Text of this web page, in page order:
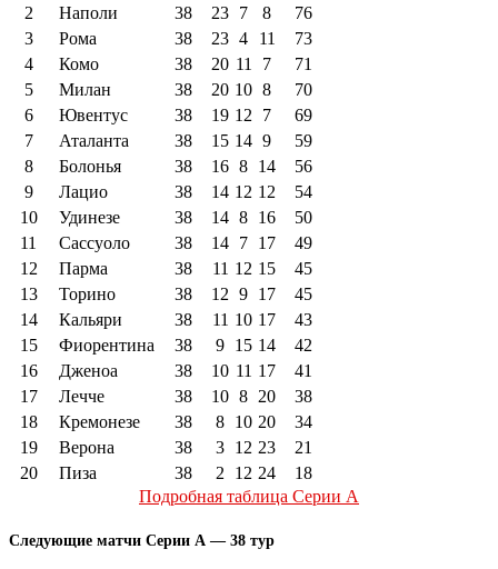
2
Наполи 38 23 7 8
76
3
Рома 38 23 4 11
73
4
Комо 38 20 11 7
71
5
Милан 38 20 10 8
70
6
Ювентус 38 19 12 7
69
7
Аталанта 38 15 14 9
59
8
Болонья 38 16 8 14
56
9
Лацио 38 14 12 12
54
10
Удинезе 38 14 8 16
50
11
Сассуоло 38 14 7 17
49
12
Парма 38 11 12 15
45
13
Торино 38 12 9 17
45
14
Кальяри 38 11 10 17
43
15
Фиорентина 38 9 15 14
42
16
Дженоа 38 10 11 17
41
17
Лечче 38 10 8 20
38
18
Кремонезе 38 8 10 20
34
19
Верона 38 3 12 23
21
20
Пиза 38 2 12 24
18
Подробная таблица Серии А
Следующие матчи Серии А — 38 тур